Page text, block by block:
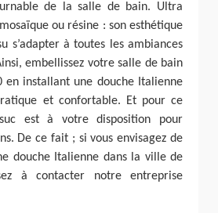
de la salle de bain. Ultra
ou résine : son esthétique
s’adapter à toutes les ambiances
embellissez votre salle de bain
en installant une douche Italienne
et confortable. Et pour ce
est à votre disposition pour
De ce fait ; si vous envisagez de
douche Italienne dans la ville de
à contacter notre entreprise